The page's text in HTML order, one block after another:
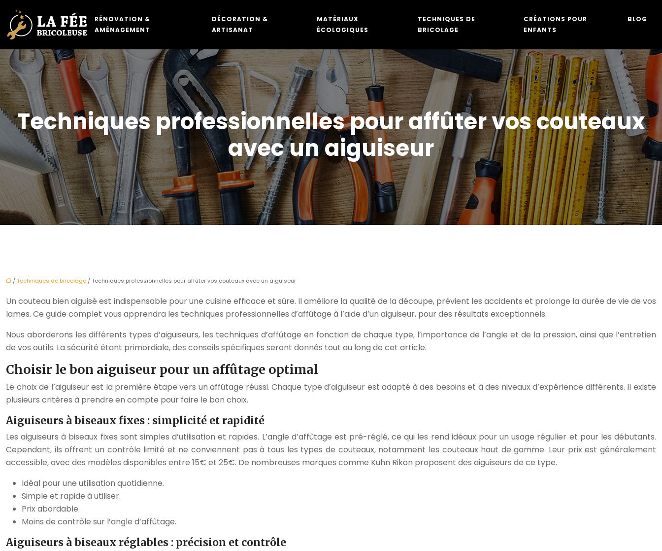
RÉNOVATION &
AMÉNAGEMENT
DÉCORATION &
ARTISANAT
MATÉRIAUX
ÉCOLOGIQUES
TECHNIQUES DE
BRICOLAGE
CRÉATIONS POUR
ENFANTS
BLOG
Techniques professionnelles pour affûter vos couteaux
avec un aiguiseur
/Techniques de bricolage / Techniques professionnelles pour affûter vos couteaux avec un aiguiseur
Un couteau bien aiguisé est indispensable pour une cuisine efficace et sûre. Il améliore la qualité de la découpe, prévient les accidents et prolonge la durée de vie de vos
lames. Ce guide complet vous apprendra les techniques professionnelles d’affûtage à l’aide d’un aiguiseur, pour des résultats exceptionnels.
Nous aborderons les différents types d’aiguiseurs, les techniques d’affûtage en fonction de chaque type, l’importance de l’angle et de la pression, ainsi que l’entretien
de vos outils. La sécurité étant primordiale, des conseils spécifiques seront donnés tout au long de cet article.
Choisir le bon aiguiseur pour un affûtage optimal
Le choix de l’aiguiseur est la première étape vers un affûtage réussi. Chaque type d’aiguiseur est adapté à des besoins et à des niveaux d’expérience différents. Il existe
plusieurs critères à prendre en compte pour faire le bon choix.
Aiguiseurs à biseaux fixes : simplicité et rapidité
Les aiguiseurs à biseaux fixes sont simples d’utilisation et rapides. L’angle d’affûtage est pré-réglé, ce qui les rend idéaux pour un usage régulier et pour les débutants.
Cependant, ils offrent un contrôle limité et ne conviennent pas à tous les types de couteaux, notamment les couteaux haut de gamme. Leur prix est généralement
accessible, avec des modèles disponibles entre 15€ et 25€. De nombreuses marques comme Kuhn Rikon proposent des aiguiseurs de ce type.
Idéal pour une utilisation quotidienne.
Simple et rapide à utiliser.
Prix abordable.
Moins de contrôle sur l’angle d’affûtage.
Aiguiseurs à biseaux réglables : précision et contrôle